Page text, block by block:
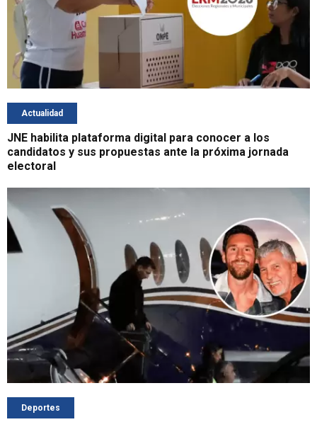
Actualidad
JNE habilita plataforma digital para conocer a los
candidatos y sus propuestas ante la próxima jornada
electoral
Deportes